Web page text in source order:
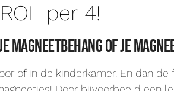
per 4!
of je
of in de kinderkamer. En dan